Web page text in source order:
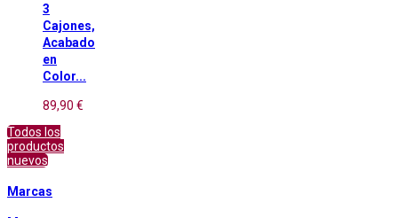
3
Cajones,
Acabado
en
Color...
89,90 €
Todos los
productos
nuevos
Marcas